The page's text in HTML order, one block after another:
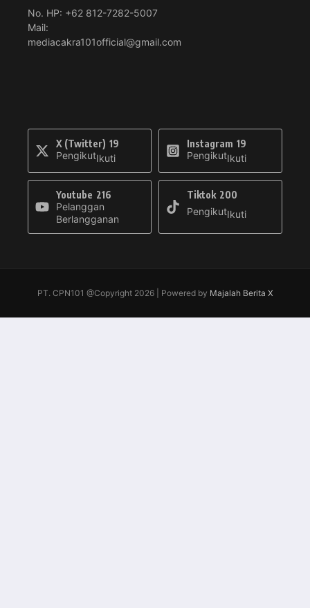
No. HP: +62 812-7282-5007
Mail:
mediacakra101official@gmail.com
X (Twitter) 19
PengikutIkuti
Instagram 19
PengikutIkuti
Youtube 216
Pelanggan
Berlangganan
Tiktok 200
PengikutIkuti
PT. CPN101 @Copyright 2026 | Powered by Majalah Berita X